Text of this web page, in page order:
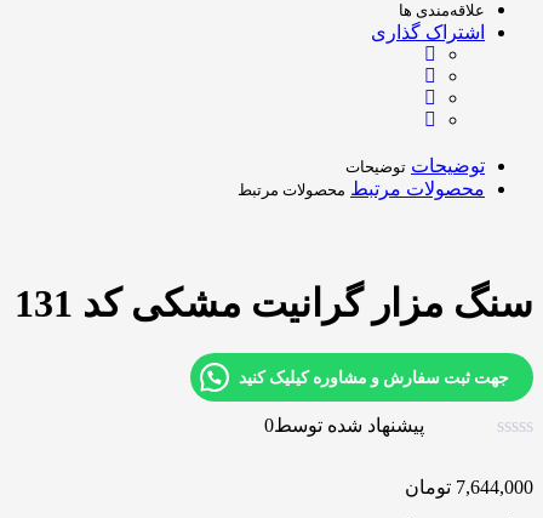
علاقه‌مندی ها
اشتراک گذاری
توضیحات توضیحات
محصولات مرتبط محصولات مرتبط
سنگ مزار گرانیت مشکی کد 131
جهت ثبت سفارش و مشاوره کیلیک کنید
پیشنهاد شده توسط0
7,644,000 تومان